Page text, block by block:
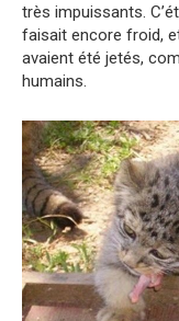
très impuissants.
faisait encore froid,
avaient été jetés,
humains.